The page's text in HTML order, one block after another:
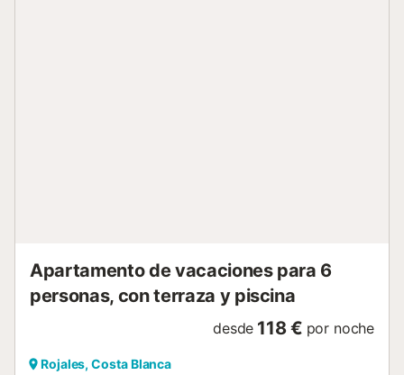
Apartamento de vacaciones para 6
personas, con terraza y piscina
desde 118 € por noche
Rojales, Costa Blanca